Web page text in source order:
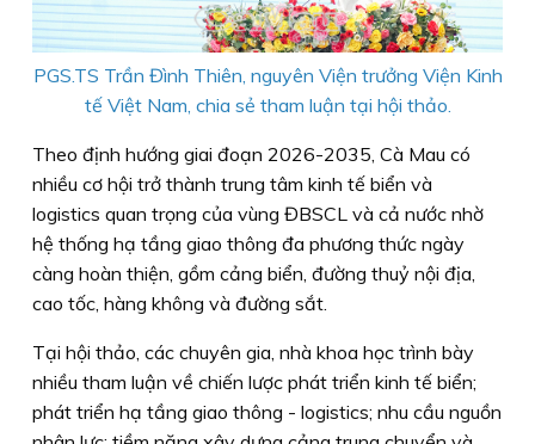
PGS.TS Trần Đình Thiên, nguyên Viện trưởng Viện Kinh
tế Việt Nam, chia sẻ tham luận tại hội thảo.
Theo định hướng giai đoạn 2026-2035, Cà Mau có
nhiều cơ hội trở thành trung tâm kinh tế biển và
logistics quan trọng của vùng ĐBSCL và cả nước nhờ
hệ thống hạ tầng giao thông đa phương thức ngày
càng hoàn thiện, gồm cảng biển, đường thuỷ nội địa,
cao tốc, hàng không và đường sắt.
Tại hội thảo, các chuyên gia, nhà khoa học trình bày
nhiều tham luận về chiến lược phát triển kinh tế biển;
phát triển hạ tầng giao thông - logistics; nhu cầu nguồn